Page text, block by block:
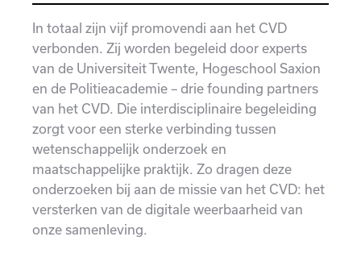
In totaal zijn vijf promovendi aan het CVD
verbonden. Zij worden begeleid door experts
van de Universiteit Twente, Hogeschool Saxion
en de Politieacademie – drie founding partners
van het CVD. Die interdisciplinaire begeleiding
zorgt voor een sterke verbinding tussen
wetenschappelijk onderzoek en
maatschappelijke praktijk. Zo dragen deze
onderzoeken bij aan de missie van het CVD: het
versterken van de digitale weerbaarheid van
onze samenleving.